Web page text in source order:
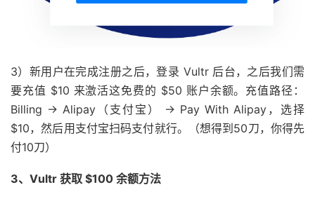
3）新用户在完成注册之后，登录 Vultr 后台，之后我们需
要充值 $10 来激活这免费的 $50 账户余额。充值路径：
Billing -> Alipay（支付宝） -> Pay With Alipay，选择
$10，然后用支付宝扫码支付就行。（想得到50刀，你得先
付10刀）
3、Vultr 获取 $100 余额方法